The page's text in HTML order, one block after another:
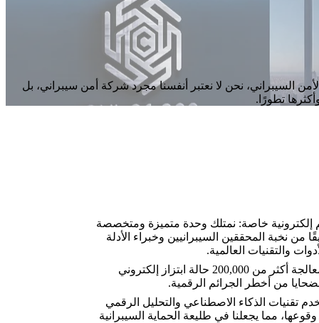
السيبراني، نحن لا نعتبر أنفسنا مجرد شركة أمن سيبراني، بل
تطورًا.
إلكترونية خاصة: نمتلك وحدة متميزة ومتخصصة
من نخبة المحققين السيبرانيين وخبراء الأدلة
والتقنيات العالمية.
سجل إنجازات لا مثيل له: معالجة أكثر من 200,000 حالة ابتزاز إلكتروني
من أخطر الجرائم الرقمية.
تقنيات الذكاء الاصطناعي والتحليل الرقمي
مما يجعلنا في طليعة الحماية السيبرانية